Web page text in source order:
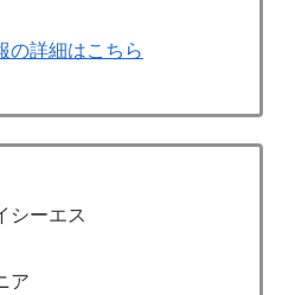
の詳細はこちら
シーエス
ア